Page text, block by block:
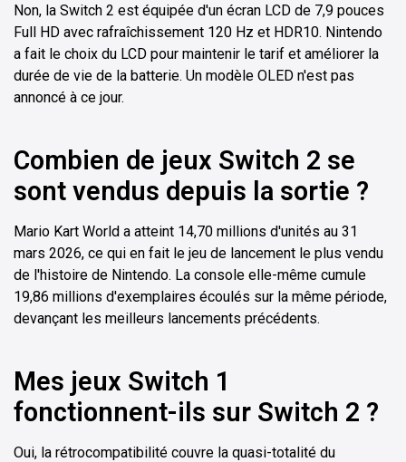
Non, la Switch 2 est équipée d'un écran LCD de 7,9 pouces
Full HD avec rafraîchissement 120 Hz et HDR10. Nintendo
a fait le choix du LCD pour maintenir le tarif et améliorer la
durée de vie de la batterie. Un modèle OLED n'est pas
annoncé à ce jour.
Combien de jeux Switch 2 se
sont vendus depuis la sortie ?
Mario Kart World a atteint 14,70 millions d'unités au 31
mars 2026, ce qui en fait le jeu de lancement le plus vendu
de l'histoire de Nintendo. La console elle-même cumule
19,86 millions d'exemplaires écoulés sur la même période,
devançant les meilleurs lancements précédents.
Mes jeux Switch 1
fonctionnent-ils sur Switch 2 ?
Oui, la rétrocompatibilité couvre la quasi-totalité du